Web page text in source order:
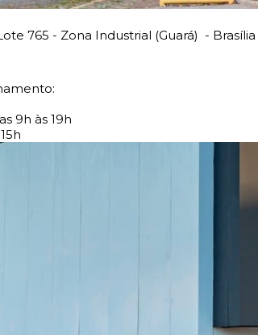
765 - Zona Industrial (Guará) -
9h às 19h